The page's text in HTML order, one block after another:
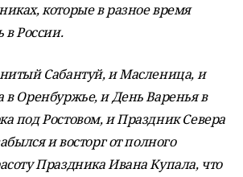
которые в разное время
в России.
Сабантуй, и Масленица, и
в Оренбуржье, и День Варенья в
под Ростовом, и Праздник Севера
и восторг от полного
Праздника Ивана Купала, что